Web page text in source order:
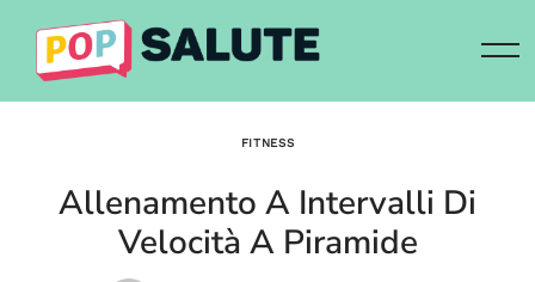
content
FITNESS
Allenamento A Intervalli Di
Velocità A Piramide